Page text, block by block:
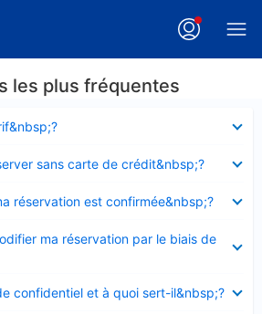
les plus fréquentes
sans carte de crédit&nbsp;?
réservation est confirmée&nbsp;?
ma réservation par le biais de
confidentiel et à quoi sert-il&nbsp;?